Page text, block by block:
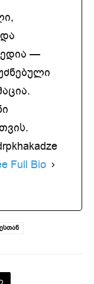
—
Full Bio